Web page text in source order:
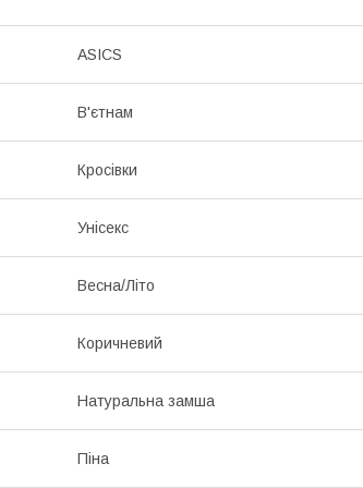
ASICS
В'єтнам
Кросівки
Унісекс
Весна/Літо
Коричневий
Натуральна замша
Піна